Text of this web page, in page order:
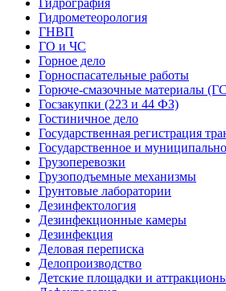
Гидрография
Гидрометеорология
ГНВП
ГО и ЧС
Горное дело
Горноспасательные работы
Горюче-смазочные материалы
Госзакупки (223 и 44 ФЗ)
Гостиничное дело
Государственная регистрация
Государственное и
Грузоперевозки
Грузоподъемные механизмы
Грунтовые лаборатории
Дезинфектология
Дезинфекционные камеры
Дезинфекция
Деловая переписка
Делопроизводство
Детские площадки и